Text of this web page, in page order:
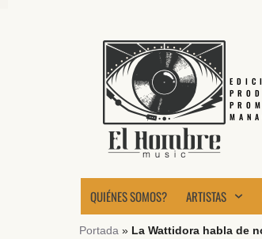
QUIÉNES SOMOS? ARTISTAS
Portada » La Wattidora habla de